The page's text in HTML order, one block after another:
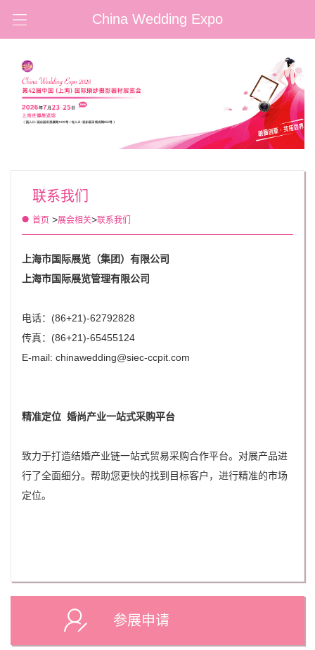
China Wedding Expo
联系我们
首页 >展会相关>联系我们
上海市国际展览（集团）有限公司
上海市国际展览管理有限公司
电话：(86+21)-62792828
传真：(86+21)-65455124
E-mail: chinawedding@siec-ccpit.com
精准定位 婚尚产业一站式采购平台
致力于打造结婚产业链一站式贸易采购合作平台。对展产品进
行了全面细分。帮助您更快的找到目标客户，进行精准的市场
定位。
参展申请